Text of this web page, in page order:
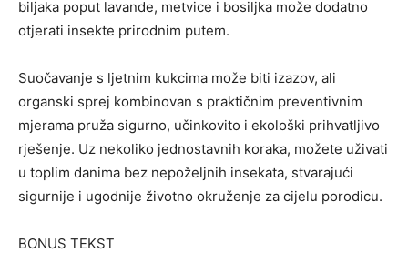
biljaka poput lavande, metvice i bosiljka može dodatno
otjerati insekte prirodnim putem.
Suočavanje s ljetnim kukcima može biti izazov, ali
organski sprej kombinovan s praktičnim preventivnim
mjerama pruža sigurno, učinkovito i ekološki prihvatljivo
rješenje. Uz nekoliko jednostavnih koraka, možete uživati
u toplim danima bez nepoželjnih insekata, stvarajući
sigurnije i ugodnije životno okruženje za cijelu porodicu.
BONUS TEKST